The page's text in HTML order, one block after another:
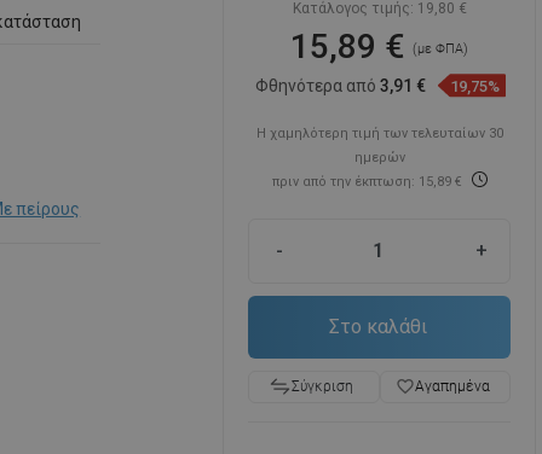
πείρους
Κατάλογος τιμής: 19,80 €
15,89 €(με ΦΠΑ)
Φθηνότερα από 3,91 € 19,75%
Η χαμηλότερη τιμή των τελευταίων 30
ημερών
πριν από την έκπτωση: 15,89 €
- +
Στο καλάθι
Σύγκριση favorite_borderΑγαπημένα